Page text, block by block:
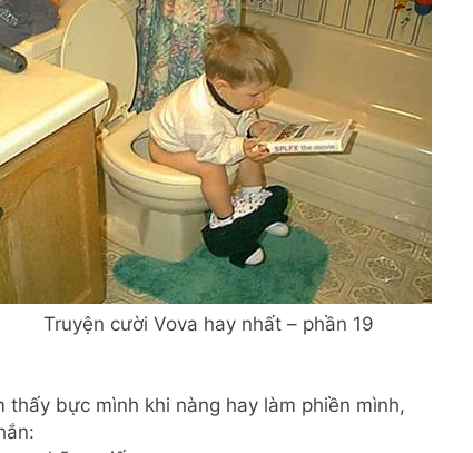
Truyện cười Vova hay nhất – phần 19
thấy bực mình khi nàng hay làm phiền mình,